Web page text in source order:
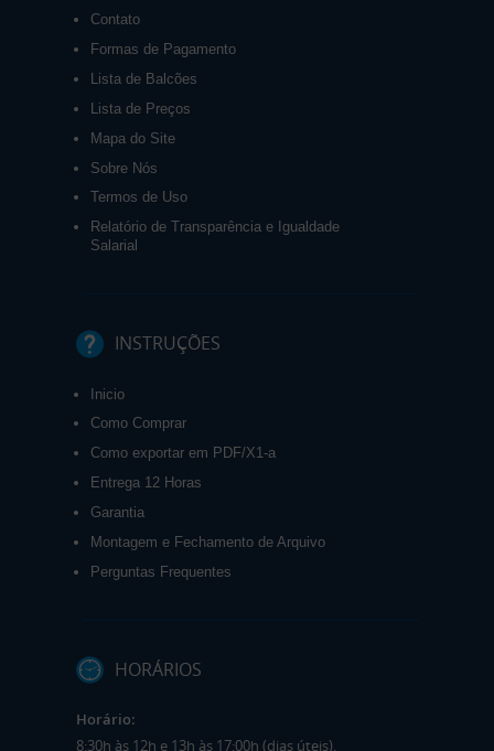
Contato
Formas de Pagamento
Lista de Balcões
Lista de Preços
Mapa do Site
Sobre Nós
Termos de Uso
Relatório de Transparência e Igualdade
Salarial
INSTRUÇÕES
Inicio
Como Comprar
Como exportar em PDF/X1-a
Entrega 12 Horas
Garantia
Montagem e Fechamento de Arquivo
Perguntas Frequentes
HORÁRIOS
Horário:
8:30h às 12h e 13h às 17:00h (dias úteis).